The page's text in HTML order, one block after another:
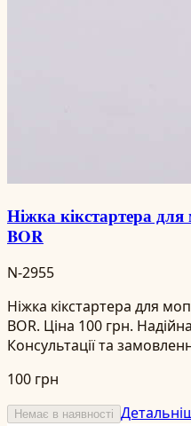
Ніжка кікстартера
BOR
N-2955
Ніжка кікстартера для
BOR. Ціна 100 грн.
Консультації та
100 грн
Немає в наявності